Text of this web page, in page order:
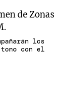
los
tono con el